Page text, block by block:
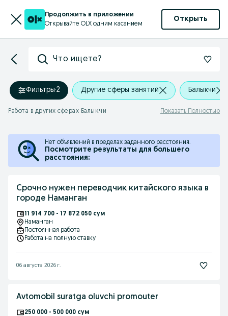
Продолжить в приложении
Открывайте OLX одним касанием
Открыть
Что ищете?
Фильтры·2 Другие сферы занятий Балыкчи
Работа в других сферах Балыкчи Показать Полностью
Нет объявлений в пределах заданного расстояния.
Посмотрите результаты для большего
расстояния:
Срочно нужен переводчик китайского языка в
городе Наманган
11 914 700 - 17 872 050 сум
Наманган
Постоянная работа
Работа на полную ставку
06 августа 2026 г.
Avtomobil suratga oluvchi promouter
250 000 - 500 000 сум